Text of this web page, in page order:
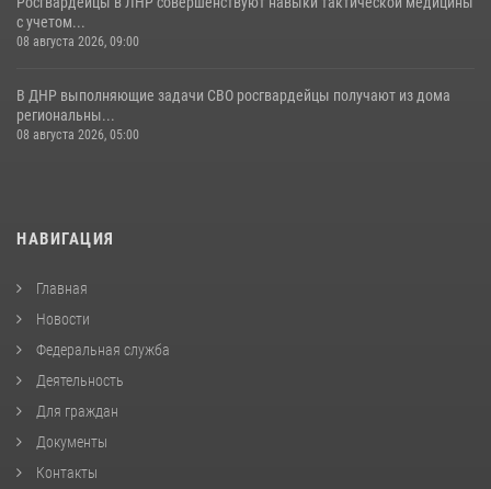
с учетом...
08 августа 2026, 09:00
В ДНР выполняющие задачи СВО росгвардейцы получают из дома
региональны...
08 августа 2026, 05:00
НАВИГАЦИЯ
Главная
Новости
Федеральная служба
Деятельность
Для граждан
Документы
Контакты